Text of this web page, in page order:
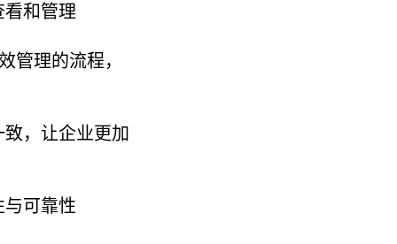
和管理
理的流程，
，让企业更加
可靠性